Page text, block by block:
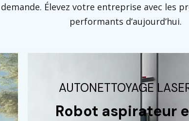
demande. Élevez votre entreprise avec les
performants d’aujourd’hui.
AUTONETTOYAGE
Robot aspirateur